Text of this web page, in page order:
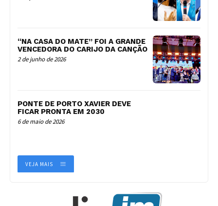
“NA CASA DO MATE” FOI A GRANDE
VENCEDORA DO CARIJO DA CANÇÃO
2 de junho de 2026
PONTE DE PORTO XAVIER DEVE
FICAR PRONTA EM 2030
6 de maio de 2026
VEJA MAIS